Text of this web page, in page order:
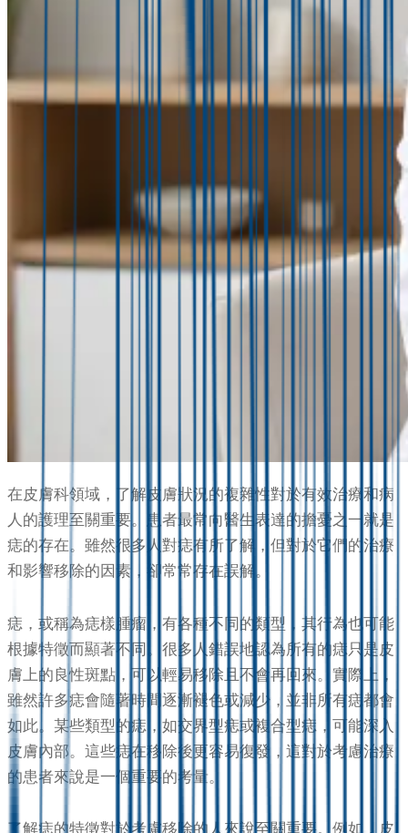
在皮膚科領域，了解皮膚狀況的複雜性對於有效治療和病
人的護理至關重要。患者最常向醫生表達的擔憂之一就是
痣的存在。雖然很多人對痣有所了解，但對於它們的治療
和影響移除的因素，卻常常存在誤解。
痣，或稱為痣樣腫瘤，有各種不同的類型，其行為也可能
根據特徵而顯著不同。很多人錯誤地認為所有的痣只是皮
膚上的良性斑點，可以輕易移除且不會再回來。實際上，
雖然許多痣會隨著時間逐漸褪色或減少，並非所有痣都會
如此。某些類型的痣，如交界型痣或複合型痣，可能深入
皮膚內部。這些痣在移除後更容易復發，這對於考慮治療
的患者來說是一個重要的考量。
了解痣的特徵對於考慮移除的人來說至關重要。例如，皮